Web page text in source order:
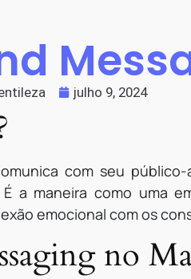
julho 9, 2024
com seu
a maneira como uma
emocional com os
no